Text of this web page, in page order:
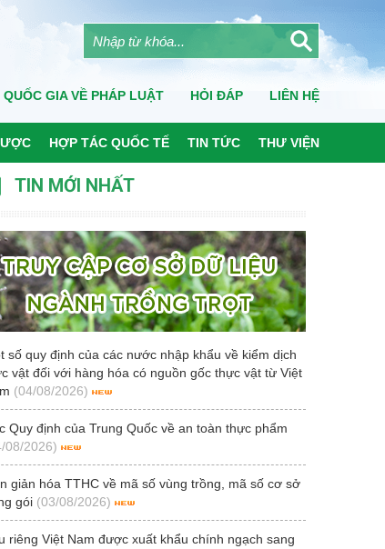
QUỐC GIA VỀ PHÁP LUẬT HỎI ĐÁP LIÊN HỆ
HỢP TÁC QUỐC TẾ TIN TỨC THƯ VIỆN
TIN MỚI NHẤT
số quy định của các nước nhập khẩu về kiểm dịch
vật đối với hàng hóa có nguồn gốc thực vật từ Việt
(04/08/2026)
Quy định của Trung Quốc về an toàn thực phẩm
08/2026)
giản hóa TTHC về mã số vùng trồng, mã số cơ sở
gói (03/08/2026)
riêng Việt Nam được xuất khẩu chính ngạch sang